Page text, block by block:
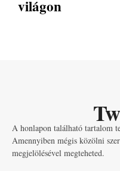
világon
A honlapon található tartalom
Amennyiben mégis közölni
megjelölésével megteheted.